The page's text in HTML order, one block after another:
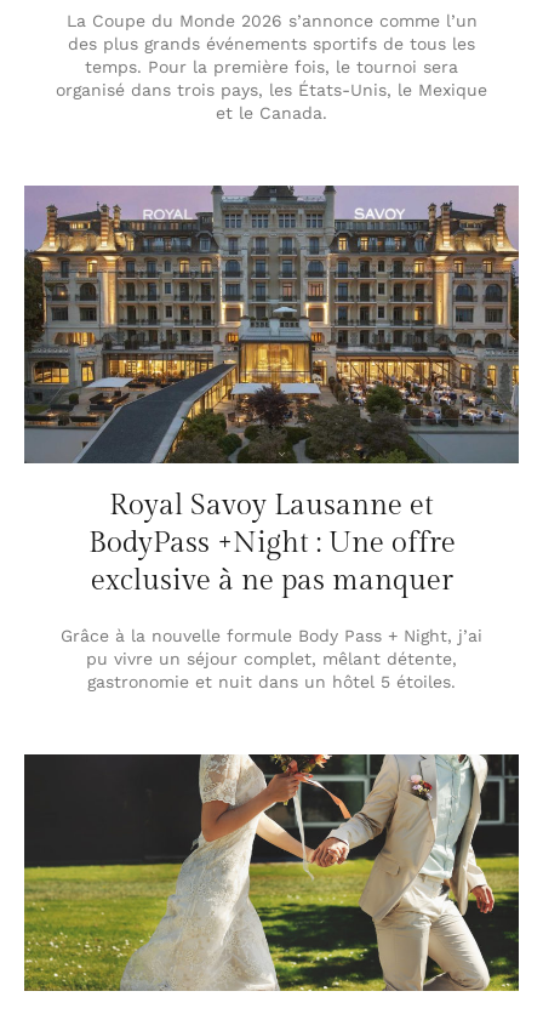
La Coupe du Monde 2026 s’annonce comme l’un
des plus grands événements sportifs de tous les
temps. Pour la première fois, le tournoi sera
organisé dans trois pays, les États-Unis, le Mexique
et le Canada.
Royal Savoy Lausanne et
BodyPass +Night : Une offre
exclusive à ne pas manquer
Grâce à la nouvelle formule Body Pass + Night, j’ai
pu vivre un séjour complet, mêlant détente,
gastronomie et nuit dans un hôtel 5 étoiles.